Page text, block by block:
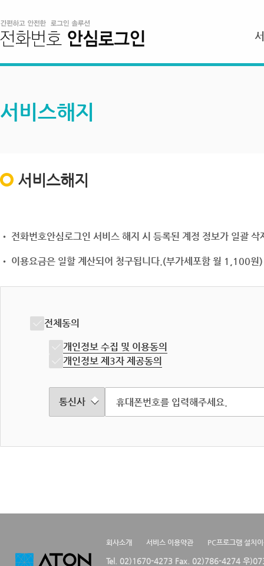
서비스해지
서비스해지
• 전화번호안심로그인 서비스 해지 시 등록된 계정 정보가 일괄
• 이용요금은 일할 계산되어 청구됩니다.(부가세포함 월 1,100원)
전체동의
개인정보 수집 및 이용동의
개인정보 제3자 제공동의
회사소개 서비스 이용약관 PC프로그램 설치
Tel. 02)1670-4273 Fax. 02)786-4274 우